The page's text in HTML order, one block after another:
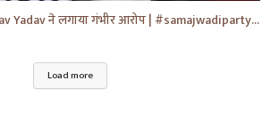
BJP के लिए Shivpal Yadav Yadav ने लगाया गंभीर आरोप | #samajwadiparty | Akhilesh Yadav | #shorts #yt
Load more